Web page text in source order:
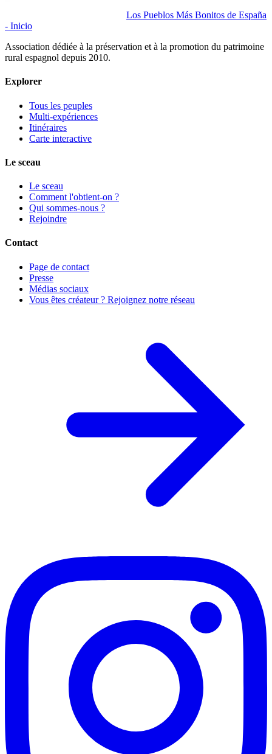
Los Pueblos Más Bonitos de España
- Inicio
Association dédiée à la préservation et à la promotion du patrimoine
rural espagnol depuis 2010.
Explorer
Tous les peuples
Multi-expériences
Itinéraires
Carte interactive
Le sceau
Le sceau
Comment l'obtient-on ?
Qui sommes-nous ?
Rejoindre
Contact
Page de contact
Presse
Médias sociaux
Vous êtes créateur ? Rejoignez notre réseau